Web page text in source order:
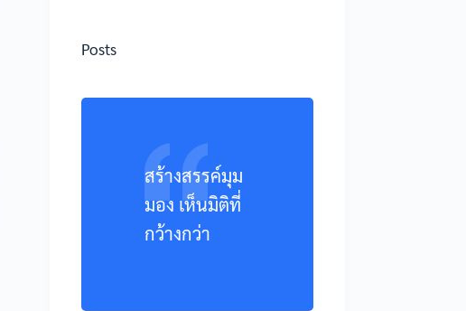
Posts
สร้างสรรค์มุม
มอง เห็นมิติที่
กว้างกว่า